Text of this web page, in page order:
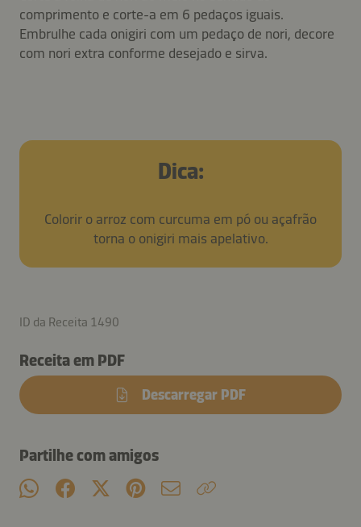
comprimento e corte-a em 6 pedaços iguais.
Embrulhe cada onigiri com um pedaço de nori, decore
com nori extra conforme desejado e sirva.
Dica:
Colorir o arroz com curcuma em pó ou açafrão
torna o onigiri mais apelativo.
ID da Receita 1490
Receita em PDF
Descarregar PDF
Partilhe com amigos